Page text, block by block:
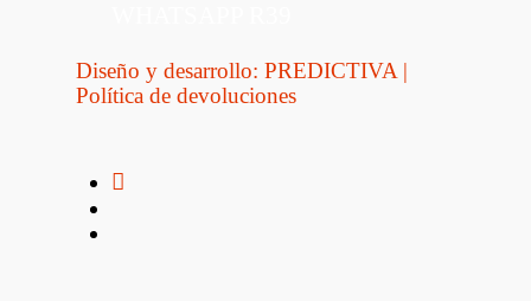
Diseño y desarrollo: PREDICTIVA |
Política de devoluciones